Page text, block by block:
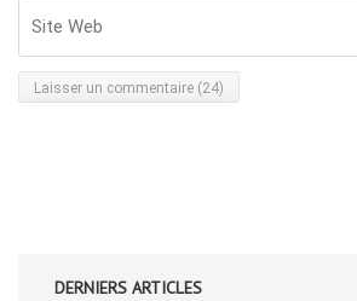
DERNIERS ARTICLES